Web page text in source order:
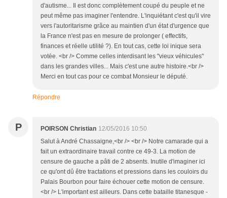
d'autisme... Il est donc complètement coupé du peuple et ne
peut même pas imaginer l'entendre. L'inquiétant c'est qu'il vire
vers l'autoritarisme grâce au maintien d'un état d'urgence que
la France n'est pas en mesure de prolonger ( effectifs,
finances et réelle utilité ?). En tout cas, cette loi inique sera
votée. <br /> Comme celles interdisant les "vieux véhicules"
dans les grandes villes... Mais c'est une autre histoire.<br />
Merci en tout cas pour ce combat Monsieur le député.
Répondre
P POIRSON Christian 12/05/2016 10:50
Salut à André Chassaigne,<br /> <br /> Notre camarade qui a
fait un extraordinaire travail contre ce 49-3. La motion de
censure de gauche a pâti de 2 absents. Inutile d'imaginer ici
ce qu'ont dû être tractations et pressions dans les couloirs du
Palais Bourbon pour faire échouer cette motion de censure.
<br /> L'important est ailleurs. Dans cette bataille titanesque -